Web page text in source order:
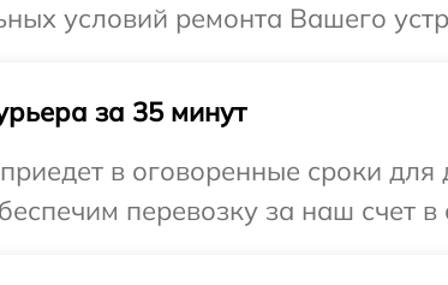
условий ремонта Вашего
за 35 минут
в оговоренные сроки для
перевозку за наш счет в